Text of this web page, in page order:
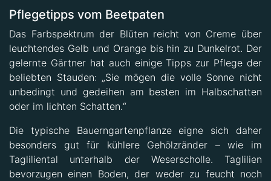
Pflegetipps vom Beetpaten
Das Farbspektrum der Blüten reicht von Creme über
leuchtendes Gelb und Orange bis hin zu Dunkelrot. Der
gelernte Gärtner hat auch einige Tipps zur Pflege der
beliebten Stauden: „Sie mögen die volle Sonne nicht
unbedingt und gedeihen am besten im Halbschatten
oder im lichten Schatten.“
Die typische Bauerngartenpflanze eigne sich daher
besonders gut für kühlere Gehölzränder – wie im
Tagliliental unterhalb der Weserscholle. Taglilien
bevorzugen einen Boden, der weder zu feucht noch